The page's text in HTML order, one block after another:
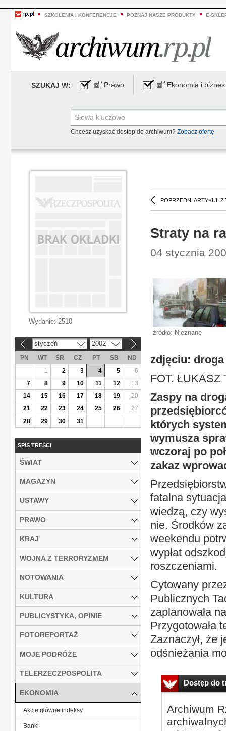
SZKOLENIA I KONFERENCJE POZNAJ NASZE PRODUKTY E-
SZUKAJ W: Prawo Ekonomia i biznes
Chcesz uzyskać dostęp do archiwum? Zobacz ofertę
POPRZEDNI ARTYKUŁ Z
Straty na
04 stycznia
źródło: Nieznane
zdjęciu:
FOT. ŁUKASZ
Zaspy na
których
wymusza
wczoraj po
zakaz
fatalna
wiedzą, czy
nie. Środków
weekendu
wypłat
roszczeniami.
Cytowany
Publicznych
zaplanowała
Przygotowała
Zaznaczył, że
odśnieżania
Dostęp do
Archiwum
Wydanie: 2510
styczeń 2002
PN WT ŚR CZ PT SB
ND
1
2 3 4 5
6
7
8 9 10 11 12
13
14
15 16 17 18 19
20
21
22 23 24 25 26
27
28
29 30 31
SPIS TREŚCI
ŚWIAT
MAGAZYN
USTAWY
PRAWO
KRAJ
WOJNA Z TERRORYZMEM
NOTOWANIA
KULTURA
PUBLICYSTYKA, OPINIE
FOTOREPORTAŻ
MOJE PODRÓŻE
TELERZECZPOSPOLITA
EKONOMIA
Akcje główne indeksy
Banki